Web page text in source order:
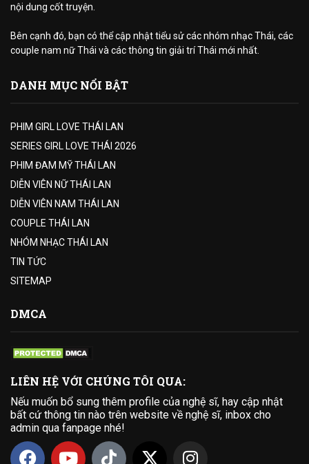
nội dung cốt truyện.
Bên cạnh đó, bạn có thể cập nhật tiểu sử các nhóm nhạc Thái, các
couple nam nữ Thái và các thông tin giải trí Thái mới nhất.
DANH MỤC NỔI BẬT
PHIM GIRL LOVE THÁI LAN
SERIES GIRL LOVE THÁI 2026
PHIM ĐAM MỸ THÁI LAN
DIỄN VIÊN NỮ THÁI LAN
DIỄN VIÊN NAM THÁI LAN
COUPLE THÁI LAN
NHÓM NHẠC THÁI LAN
TIN TỨC
SITEMAP
DMCA
LIÊN HỆ VỚI CHÚNG TÔI QUA:
Nếu muốn bổ sung thêm profile của nghệ sĩ, hay cập nhật
bất cứ thông tin nào trên website về nghệ sĩ, inbox cho
admin qua fanpage nhé!